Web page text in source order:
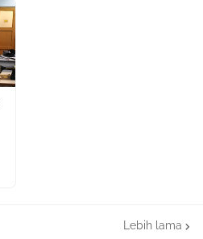
Lebih lama